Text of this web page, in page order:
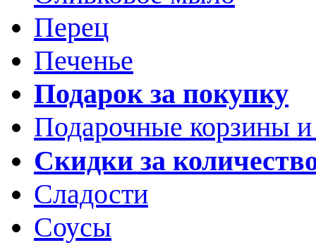
Перец
Печенье
Подарок за покупку
Подарочные корзины
Скидки за
Сладости
Соусы